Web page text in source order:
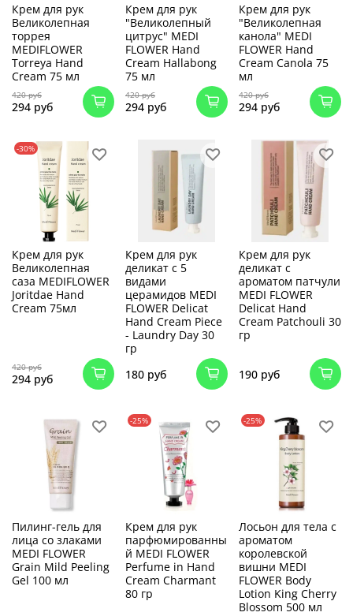
Крем для рук
Великолепная
торрея
MEDIFLOWER
Torreya Hand
Cream 75 мл
420 руб
294 руб
Крем для рук
"Великолепный
цитрус" MEDI
FLOWER Hand
Cream Hallabong
75 мл
420 руб
294 руб
Крем для рук
"Великолепная
канола" MEDI
FLOWER Hand
Cream Canola 75
мл
420 руб
294 руб
-30%
Крем для рук
Великолепная
саза MEDIFLOWER
Joritdae Hand
Cream 75мл
420 руб
294 руб
Крем для рук
деликат с 5
видами
церамидов MEDI
FLOWER Delicat
Hand Cream Piece
- Laundry Day 30
гр
180 руб
Крем для рук
деликат с
ароматом патчули
MEDI FLOWER
Delicat Hand
Cream Patchouli 30
гр
190 руб
Пилинг-гель для
лица со злаками
MEDI FLOWER
Grain Mild Peeling
Gel 100 мл
-25%
Крем для рук
парфюмированны
й MEDI FLOWER
Perfume in Hand
Cream Charmant
80 гр
-25%
Лосьон для тела с
ароматом
королевской
вишни MEDI
FLOWER Body
Lotion King Cherry
Blossom 500 мл